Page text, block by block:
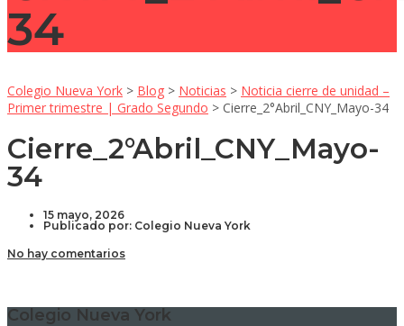
34
Colegio Nueva York > Blog > Noticias > Noticia cierre de unidad –
Primer trimestre | Grado Segundo > Cierre_2°Abril_CNY_Mayo-34
Cierre_2°Abril_CNY_Mayo-
34
15 mayo, 2026
Publicado por: Colegio Nueva York
No hay comentarios
Colegio Nueva York